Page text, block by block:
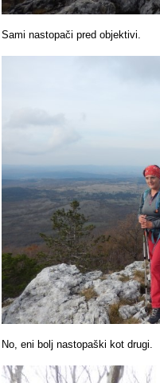
Sami nastopači pred objektivi.
No, eni bolj nastopaški kot drugi.